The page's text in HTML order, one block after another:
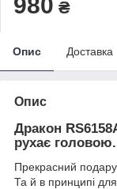
₴
Опис Доставка
Опис
Дракон
рухає
Прекрасний
Та й в принципі